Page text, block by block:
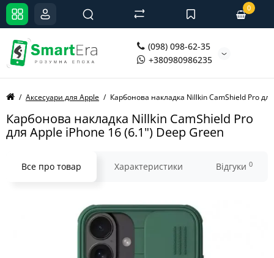
(098) 098-62-35
+380980986235
0
Аксесуари для Apple Карбонова накладка Nillkin CamShield Pro
Карбонова накладка Nillkin CamShield Pro
для Apple iPhone 16 (6.1") Deep Green
Все про товар Характеристики Відгуки 0